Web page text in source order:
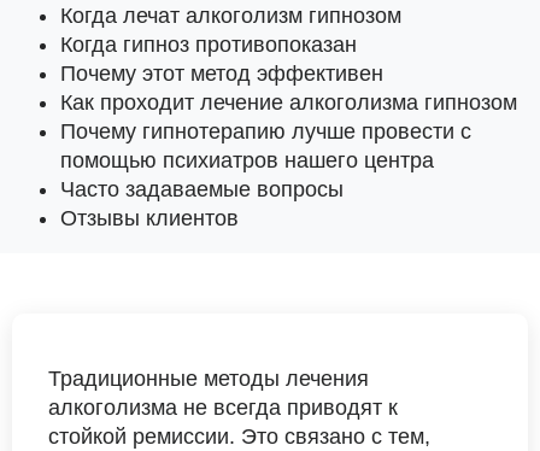
Когда лечат алкоголизм гипнозом
Когда гипноз противопоказан
Почему этот метод эффективен
Как проходит лечение алкоголизма гипнозом
Почему гипнотерапию лучше провести с
помощью психиатров нашего центра
Часто задаваемые вопросы
Отзывы клиентов
Традиционные методы лечения
алкоголизма не всегда приводят к
стойкой ремиссии. Это связано с тем,